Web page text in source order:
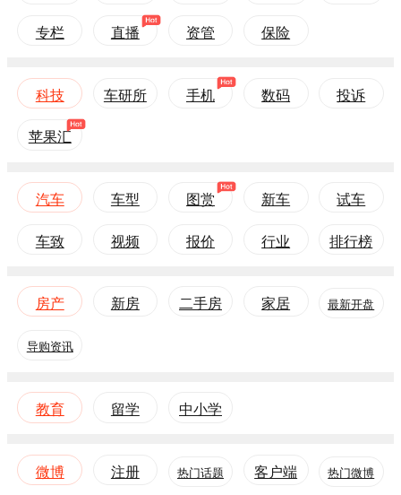
专栏 直播 资管 保险
科技 车研所 手机 数码 投诉
苹果汇
汽车 车型 图赏 新车 试车
车致 视频 报价 行业 排行榜
房产 新房 二手房 家居 最新开盘
导购资讯
教育 留学 中小学
微博 注册 热门话题 客户端 热门微博